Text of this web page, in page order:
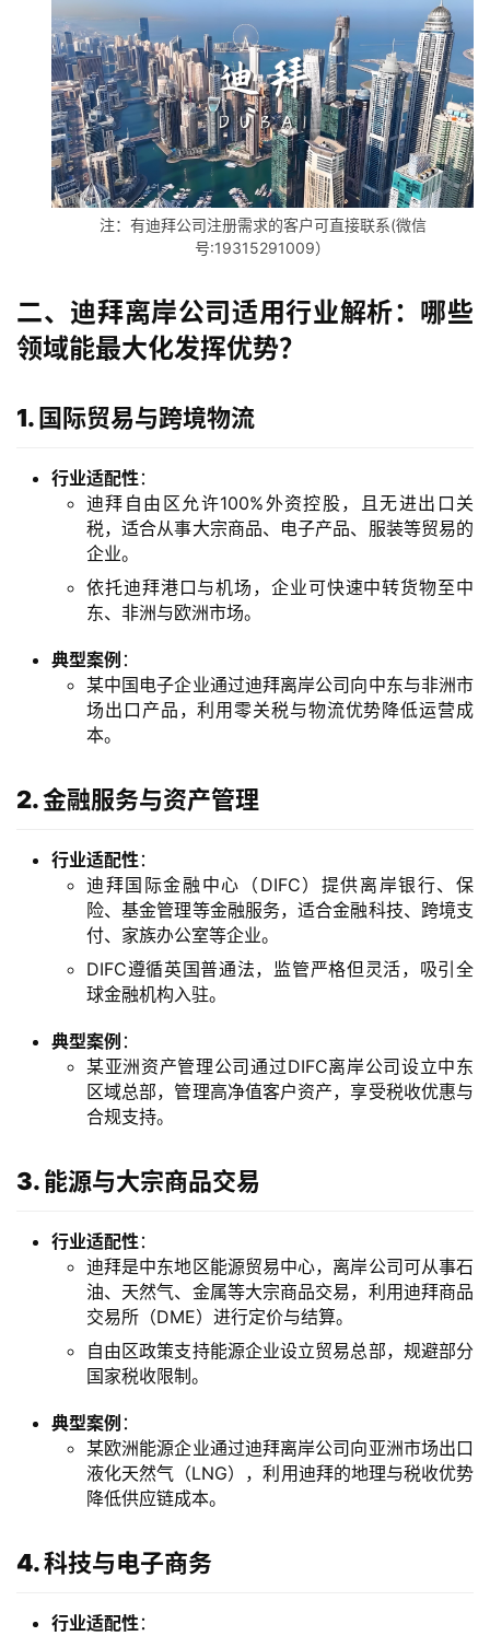
注：有迪拜公司注册需求的客户可直接联系(微信
号:19315291009）
二、迪拜离岸公司适用行业解析：哪些
领域能最大化发挥优势？
1. 国际贸易与跨境物流
行业适配性：
迪拜自由区允许100%外资控股，且无进出口关
税，适合从事大宗商品、电子产品、服装等贸易的
企业。
依托迪拜港口与机场，企业可快速中转货物至中
东、非洲与欧洲市场。
典型案例 ：
某中国电子企业通过迪拜离岸公司向中东与非洲市
场出口产品，利用零关税与物流优势降低运营成
本。
2. 金融服务与资产管理
行业适配性：
迪拜国际金融中心（DIFC）提供离岸银行、保
险、基金管理等金融服务，适合金融科技、跨境支
付、家族办公室等企业。
DIFC遵循英国普通法，监管严格但灵活，吸引全
球金融机构入驻。
典型案例 ：
某亚洲资产管理公司通过DIFC离岸公司设立中东
区域总部，管理高净值客户资产，享受税收优惠与
合规支持。
3. 能源与大宗商品交易
行业适配性：
迪拜是中东地区能源贸易中心，离岸公司可从事石
油、天然气、金属等大宗商品交易，利用迪拜商品
交易所（DME）进行定价与结算。
自由区政策支持能源企业设立贸易总部，规避部分
国家税收限制。
典型案例 ：
某欧洲能源企业通过迪拜离岸公司向亚洲市场出口
液化天然气（LNG），利用迪拜的地理与税收优势
降低供应链成本。
4. 科技与电子商务
行业适配性：